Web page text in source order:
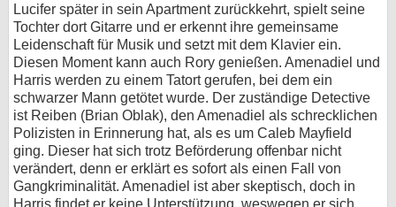
Lucifer später in sein Apartment zurückkehrt, spielt seine
Tochter dort Gitarre und er erkennt ihre gemeinsame
Leidenschaft für Musik und setzt mit dem Klavier ein.
Diesen Moment kann auch Rory genießen. Amenadiel und
Harris werden zu einem Tatort gerufen, bei dem ein
schwarzer Mann getötet wurde. Der zuständige Detective
ist Reiben (Brian Oblak), den Amenadiel als schrecklichen
Polizisten in Erinnerung hat, als es um Caleb Mayfield
ging. Dieser hat sich trotz Beförderung offenbar nicht
verändert, denn er erklärt es sofort als einen Fall von
Gangkriminalität. Amenadiel ist aber skeptisch, doch in
Harris findet er keine Unterstützung, weswegen er sich